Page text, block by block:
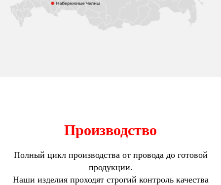
Производство
Полный цикл производства от провода до готовой
продукции.
Наши изделия проходят строгий контроль качества